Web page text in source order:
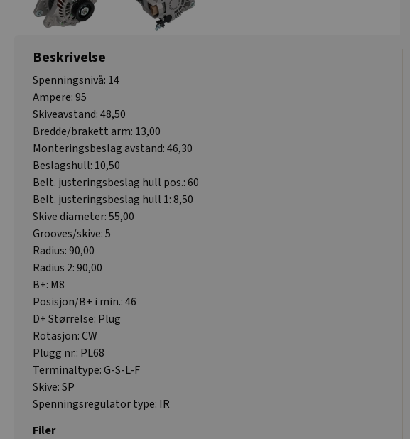
Beskrivelse
Spenningsnivå: 14
Ampere: 95
Skiveavstand: 48,50
Bredde/brakett arm: 13,00
Monteringsbeslag avstand: 46,30
Beslagshull: 10,50
Belt. justeringsbeslag hull pos.: 60
Belt. justeringsbeslag hull 1: 8,50
Skive diameter: 55,00
Grooves/skive: 5
Radius: 90,00
Radius 2: 90,00
B+: M8
Posisjon/B+ i min.: 46
D+ Størrelse: Plug
Rotasjon: CW
Plugg nr.: PL68
Terminaltype: G-S-L-F
Skive: SP
Spenningsregulator type: IR
Filer